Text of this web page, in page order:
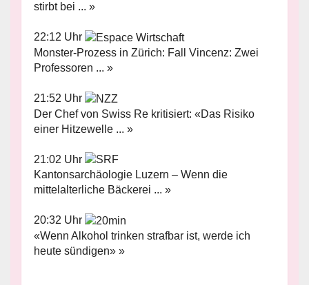
stirbt bei ... »
22:12 Uhr
Monster-Prozess in Zürich: Fall Vincenz: Zwei
Professoren ... »
21:52 Uhr
Der Chef von Swiss Re kritisiert: «Das Risiko
einer Hitzewelle ... »
21:02 Uhr
Kantonsarchäologie Luzern – Wenn die
mittelalterliche Bäckerei ... »
20:32 Uhr
«Wenn Alkohol trinken strafbar ist, werde ich
heute sündigen» »